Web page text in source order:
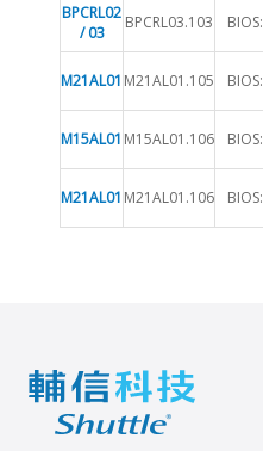
BPCRL02
/ 03
BPCRL03.103 BIOS:
M21AL01 M21AL01.105 BIOS:
M15AL01 M15AL01.106 BIOS:
M21AL01 M21AL01.106 BIOS: